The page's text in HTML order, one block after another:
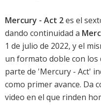
Mercury - Act 2es el
dando continuidad a
1 de julio de 2022, y el
un formato doble con los
parte de 'Mercury - Act'
como primer avance. Da
video en el que rinden